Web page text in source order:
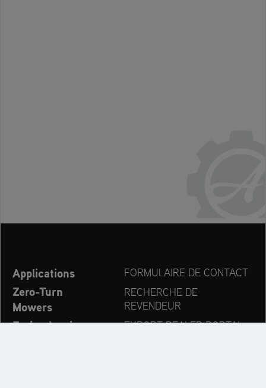
Applications
Zero-Turn
Mowers
Fraise à neige
FORMULAIRE DE CONTACT
RECHERCHE DE
REVENDEUR
EXPORT DEALER PORTAL